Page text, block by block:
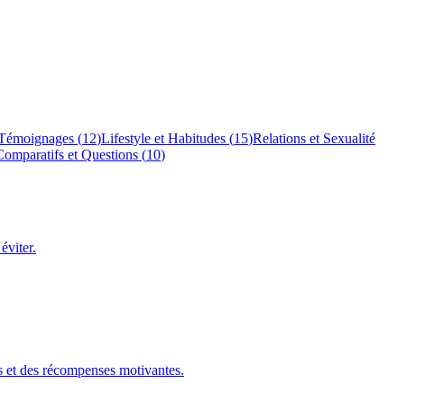
(12)Lifestyle et Habitudes (15)Relations et Sexualité
et Questions (10)
des récompenses motivantes.